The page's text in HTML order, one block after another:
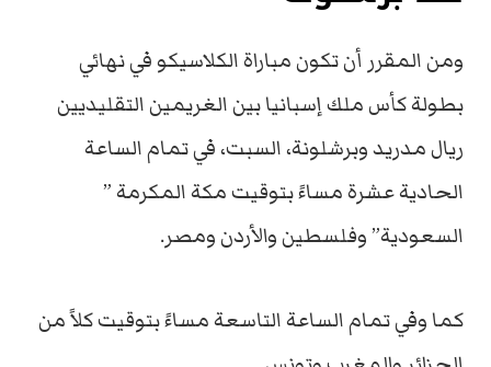
ومن المقرر أن تكون مباراة الكلاسيكو في نهائي
بطولة كأس ملك إسبانيا بين الغريمين التقليديين
ريال مدريد وبرشلونة، السبت، في تمام الساعة
الحادية عشرة مساءً بتوقيت مكة المكرمة ”
السعودية” وفلسطين والأردن ومصر.
كما وفي تمام الساعة التاسعة مساءً بتوقيت كلاً من